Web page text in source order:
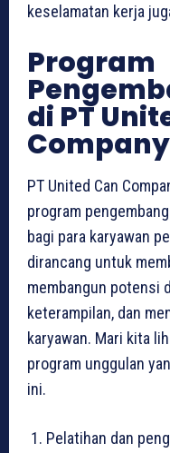
keselamatan kerja
Program
di PT
Company
PT United Can
program
bagi para karyawan
dirancang untuk
membangun potensi
keterampilan, dan
karyawan. Mari kita
program unggulan
ini.
Pelatihan dan